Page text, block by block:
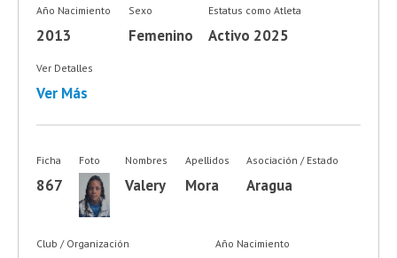
Año Nacimiento
2013
Sexo
Femenino
Estatus como Atleta
Activo 2025
Ver Detalles
Ver Más
Ficha
867
Foto Nombres
Valery
Apellidos
Mora
Asociación / Estado
Aragua
Club / Organización Año Nacimiento